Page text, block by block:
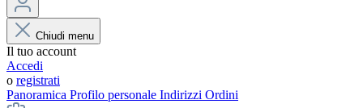
Chiudi menu
Il tuo account
Accedi
o registrati
Panoramica Profilo personale Indirizzi Ordini